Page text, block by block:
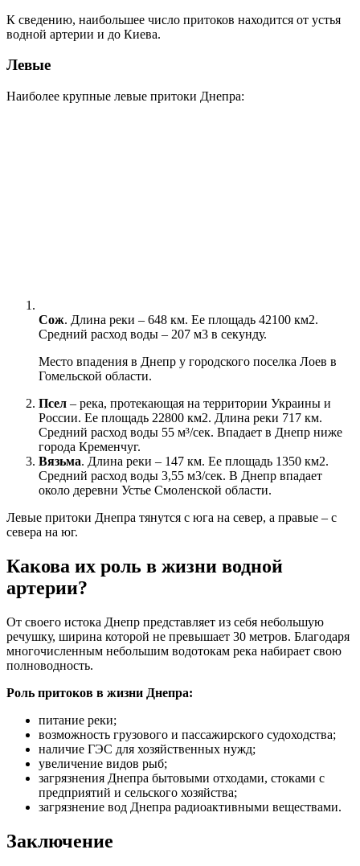
К сведению, наибольшее число притоков находится от устья
водной артерии и до Киева.
Левые
Наиболее крупные левые притоки Днепра:
Сож. Длина реки – 648 км. Ее площадь 42100 км2.
Средний расход воды – 207 м3 в секунду.
Место впадения в Днепр у городского поселка Лоев в
Гомельской области.
Псел – река, протекающая на территории Украины и
России. Ее площадь 22800 км2. Длина реки 717 км.
Средний расход воды 55 м³/сек. Впадает в Днепр ниже
города Кременчуг.
Вязьма. Длина реки – 147 км. Ее площадь 1350 км2.
Средний расход воды 3,55 м3/сек. В Днепр впадает
около деревни Устье Смоленской области.
Левые притоки Днепра тянутся с юга на север, а правые – с
севера на юг.
Какова их роль в жизни водной
артерии?
От своего истока Днепр представляет из себя небольшую
речушку, ширина которой не превышает 30 метров. Благодаря
многочисленным небольшим водотокам река набирает свою
полноводность.
Роль притоков в жизни Днепра:
питание реки;
возможность грузового и пассажирского судоходства;
наличие ГЭС для хозяйственных нужд;
увеличение видов рыб;
загрязнения Днепра бытовыми отходами, стоками с
предприятий и сельского хозяйства;
загрязнение вод Днепра радиоактивными веществами.
Заключение